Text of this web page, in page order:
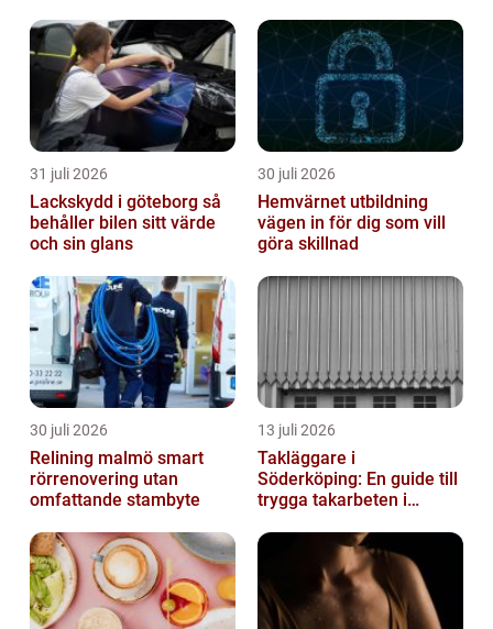
31 juli 2026
Lackskydd i göteborg så
behåller bilen sitt värde
och sin glans
30 juli 2026
Hemvärnet utbildning
vägen in för dig som vill
göra skillnad
30 juli 2026
Relining malmö smart
rörrenovering utan
omfattande stambyte
13 juli 2026
Takläggare i
Söderköping: En guide till
trygga takarbeten i